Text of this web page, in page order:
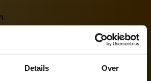
Details Over
Robin Wilson aan de Yehudi Menuhin
behalve steeds beter viool spelen? Li lacht
bescheiden in de camera: ‘Mijn leraar
je moet zijn als mens. Meneer Wilson is